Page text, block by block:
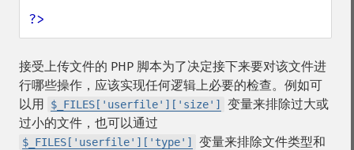
?>
接受上传文件的 PHP 脚本为了决定接下来要对该文件进
行哪些操作，应该实现任何逻辑上必要的检查。例如可
以用
$_FILES['userfile']['size']
变量来排除过大或
过小的文件，也可以通过
$_FILES['userfile']['type']
变量来排除文件类型和